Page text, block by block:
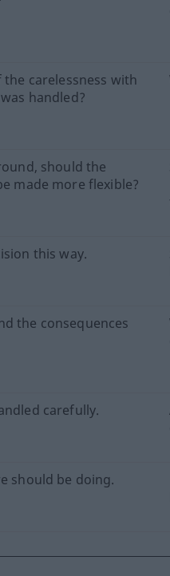
carelessness with
handled?
should the
made more flexible?
this way.
the consequences
carefully.
should be doing.